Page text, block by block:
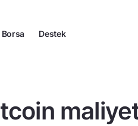
Borsa Destek